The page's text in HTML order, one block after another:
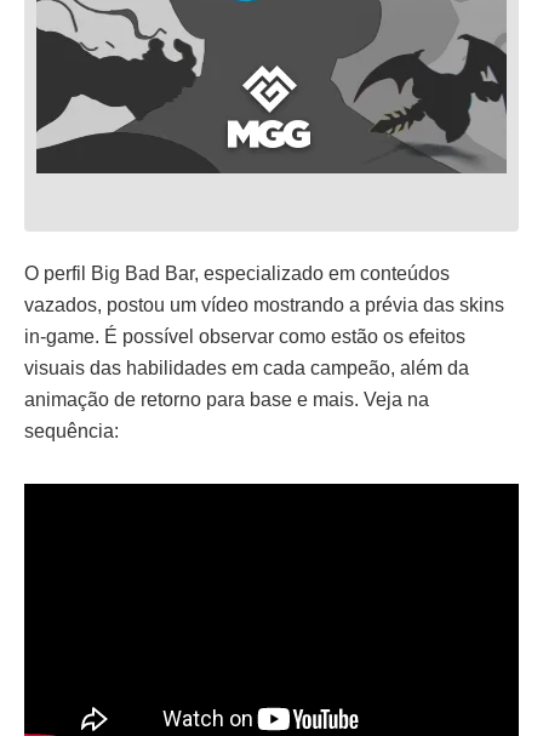
O perfil Big Bad Bar, especializado em conteúdos
vazados, postou um vídeo mostrando a prévia das skins
in-game. É possível observar como estão os efeitos
visuais das habilidades em cada campeão, além da
animação de retorno para base e mais. Veja na
sequência: